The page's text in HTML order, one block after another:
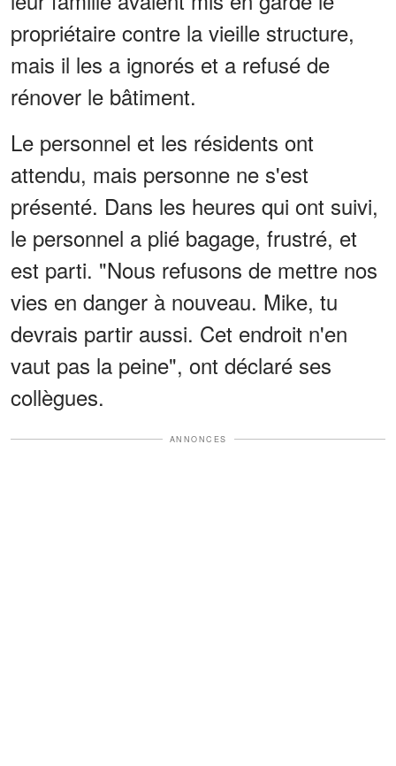
propriétaire contre la vieille structure,
mais il les a ignorés et a refusé de
rénover le bâtiment.
Le personnel et les résidents ont
attendu, mais personne ne s'est
présenté. Dans les heures qui ont suivi,
le personnel a plié bagage, frustré, et
est parti. "Nous refusons de mettre nos
vies en danger à nouveau. Mike, tu
devrais partir aussi. Cet endroit n'en
vaut pas la peine", ont déclaré ses
collègues.
ANNONCES